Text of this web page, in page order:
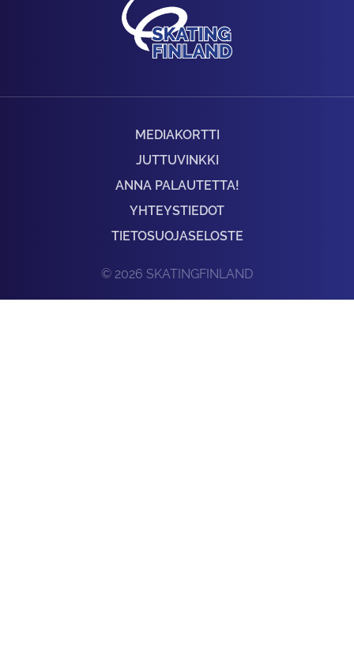
MEDIAKORTTI
JUTTUVINKKI
ANNA PALAUTETTA!
YHTEYSTIEDOT
TIETOSUOJASELOSTE
© 2026 SKATINGFINLAND